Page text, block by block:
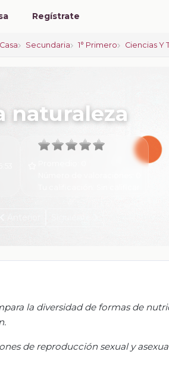
Regístrate
Secundaria 1° Primero Ciencias Y
naturaleza
la diversidad de formas de
de reproducción sexual y